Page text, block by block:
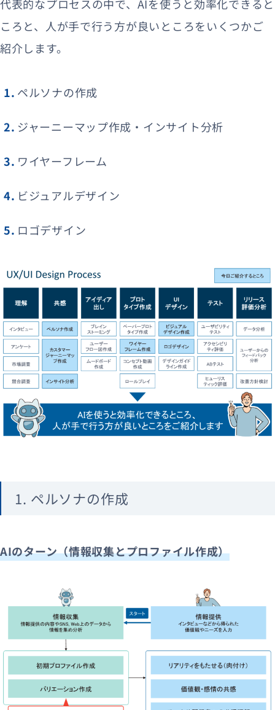
代表的なプロセスの中で、AIを使うと効率化できると
ころと、人が手で行う方が良いところをいくつかご
紹介します。
ペルソナの作成
ジャーニーマップ作成・インサイト分析
ワイヤーフレーム
ビジュアルデザイン
ロゴデザイン
1. ペルソナの作成
AIのターン（情報収集とプロファイル作成）